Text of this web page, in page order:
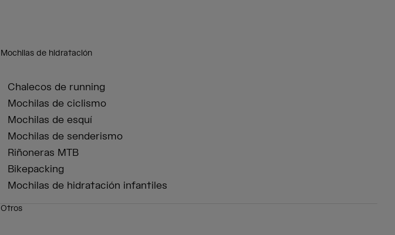
Mochilas de hidratación
Chalecos de running
Mochilas de ciclismo
Mochilas de esquí
Mochilas de senderismo
Riñoneras MTB
Bikepacking
Mochilas de hidratación infantiles
Otros